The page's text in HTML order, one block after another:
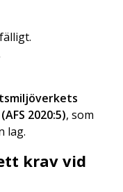
2020:5), som
lag.
krav vid